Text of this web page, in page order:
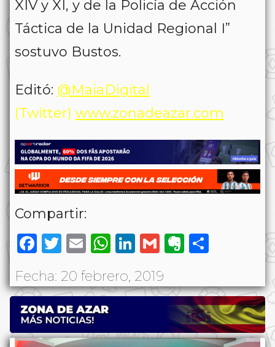
XIV y XI, y de la Policía de Acción
Táctica de la Unidad Regional I”
sostuvo Bustos.
Editó: @MaiaDigital
(Twitter) www.zonadeazar.com
Compartir:
Facebook
Twitter
EmailWhatsApp
LinkedIn
GmailEvernote
Fecha: 20 febrero, 2019